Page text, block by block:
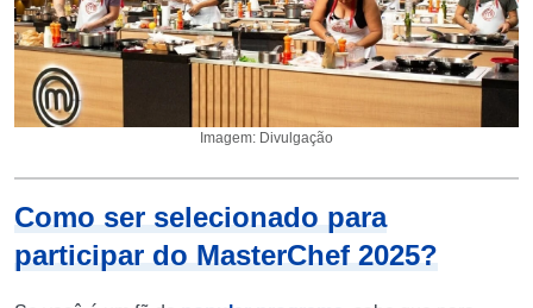
Imagem: Divulgação
Como ser selecionado para
participar do MasterChef 2025?